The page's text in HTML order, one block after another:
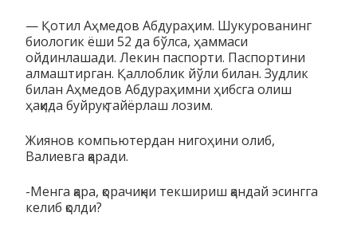
— Қотил Аҳмедов Абдураҳим. Шукурованинг
биологик ёши 52 да бўлса, ҳаммаси
ойдинлашади. Лекин паспорти. Паспортини
алмаштирган. Қаллоблик йўли билан. Зудлик
билан Аҳмедов Абдураҳимни ҳибсга олиш
ҳақида буйруқ тайёрлаш лозим.
Жиянов компьютердан нигоҳини олиб,
Валиевга қаради.
-Менга қара, қорачиқни текшириш қандай эсингга
келиб қолди?